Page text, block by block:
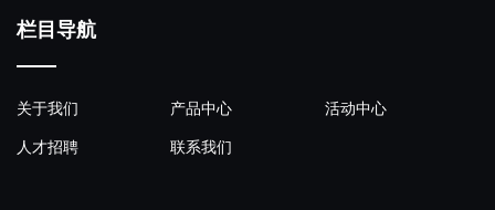
栏目导航
关于我们 产品中心 活动中心
人才招聘 联系我们